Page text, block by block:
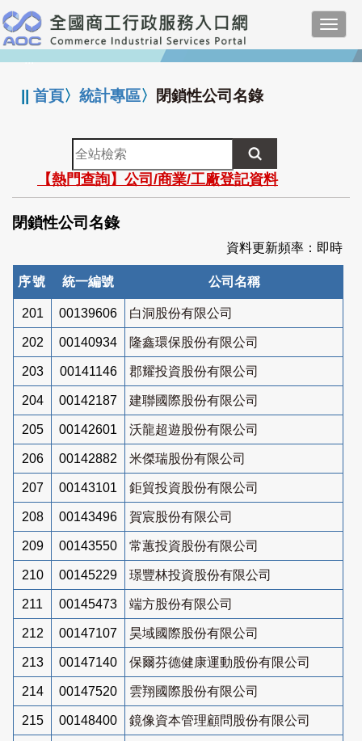
跳
到
主
要
:::
||首頁〉統計專區〉 閉鎖性公司名錄
全
站
檢
索
【熱門查詢】公司/商業/工廠登記資料
閉鎖性公司名錄
資料更新頻率：即時
序號 統一編號 公司名稱
201 00139606 白洞股份有限公司
202 00140934 隆鑫環保股份有限公司
203 00141146 郡耀投資股份有限公司
204 00142187 建聯國際股份有限公司
205 00142601 沃龍超遊股份有限公司
206 00142882 米傑瑞股份有限公司
207 00143101 鉅貿投資股份有限公司
208 00143496 賀宸股份有限公司
209 00143550 常蕙投資股份有限公司
210 00145229 璟豐林投資股份有限公司
211 00145473 端方股份有限公司
212 00147107 昊域國際股份有限公司
213 00147140 保爾芬德健康運動股份有限公司
214 00147520 雲翔國際股份有限公司
215 00148400 鏡像資本管理顧問股份有限公司